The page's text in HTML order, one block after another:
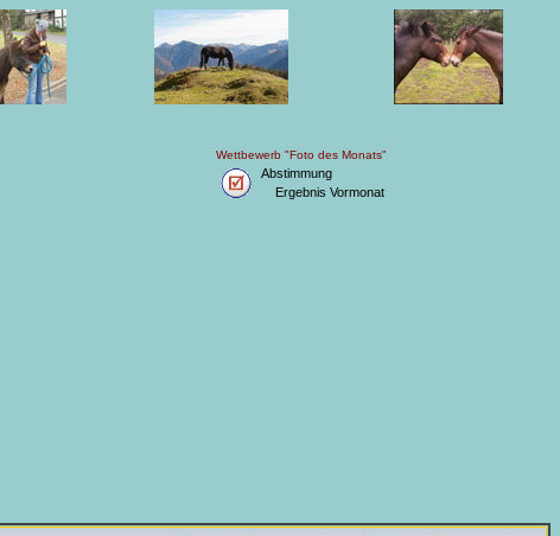
Wettbewerb "Foto des Monats"
Abstimmung
Ergebnis Vormonat